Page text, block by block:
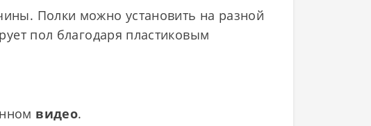
Полки можно установить на разной
пол благодаря пластиковым
видео.